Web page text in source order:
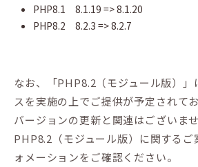
PHP8.1 8.1.19 => 8.1.20
PHP8.2 8.2.3 => 8.2.7
なお、「PHP8.2（モジュール版）
スを実施の上でご提供が予定されて
バージョンの更新と関連はございませ
PHP8.2（モジュール版）に関するご
ォメーションをご確認ください。